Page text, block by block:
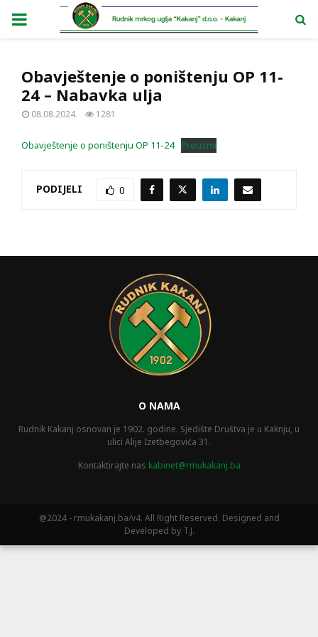
PRIMARY
Obavještenje o poništenju OP 11-
24 – Nabavka ulja
08.08.2024. 1281
Obavještenje o poništenju OP 11-24 Preuzmi
PODIJELI 0
O NAMA
Rudnik Kakanj osnovan je 1902. godine. Sjedište Društva je u Kaknju, u
ulici Alije Izetbegovića 31.
Kontaktirajte nas kabinet@rmukakanj.ba
@2024 - rmukakanj.ba/v4. All Right Reserved. Designed and
Developed by T.J.